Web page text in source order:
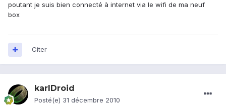
poutant je suis bien connecté à internet via le wifi de ma neuf
box
Citer
karlDroid
Posté(e) 31 décembre 2010